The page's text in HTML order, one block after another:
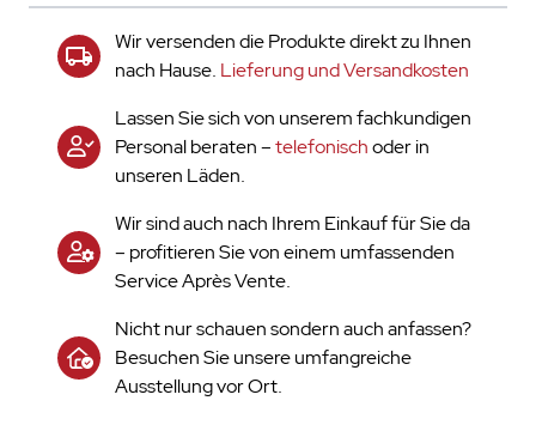
Wir versenden die Produkte direkt zu Ihnen
nach Hause. Lieferung und Versandkosten
Lassen Sie sich von unserem fachkundigen
Personal beraten –telefonischoder in
unseren Läden.
Wir sind auch nach Ihrem Einkauf für Sie da
– profitieren Sie von einem umfassenden
Service Après Vente.
Nicht nur schauen sondern auch anfassen?
Besuchen Sie unsere umfangreiche
Ausstellung vor Ort.